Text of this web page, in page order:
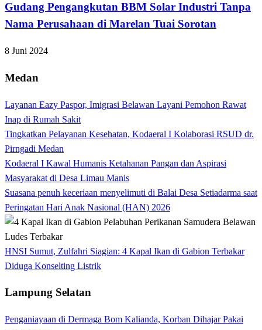
Gudang Pengangkutan BBM Solar Industri Tanpa
Nama Perusahaan di Marelan Tuai Sorotan
8 Juni 2024
Medan
Layanan Eazy Paspor, Imigrasi Belawan Layani Pemohon Rawat
Inap di Rumah Sakit
Tingkatkan Pelayanan Kesehatan, Kodaeral I Kolaborasi RSUD dr.
Pirngadi Medan‎
Kodaeral I Kawal Humanis Ketahanan Pangan dan Aspirasi
Masyarakat di Desa Limau Manis
Suasana penuh keceriaan menyelimuti di Balai Desa Setiadarma saat
Peringatan Hari Anak Nasional (HAN) 2026
HNSI Sumut, Zulfahri Siagian: 4 Kapal Ikan di Gabion Terbakar
Diduga Konselting Listrik
Lampung Selatan
Penganiayaan di Dermaga Bom Kalianda, Korban Dihajar Pakai